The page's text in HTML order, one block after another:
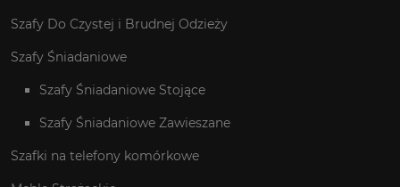
Szafy Do Czystej i Brudnej Odzieży
Szafy Śniadaniowe
Szafy Śniadaniowe Stojące
Szafy Śniadaniowe Zawieszane
Szafki na telefony komórkowe